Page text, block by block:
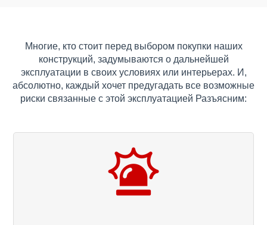
Многие, кто стоит перед выбором покупки наших
конструкций, задумываются о дальнейшей
эксплуатации в своих условиях или интерьерах. И,
абсолютно, каждый хочет предугадать все возможные
риски связанные с этой эксплуатацией Разъясним: